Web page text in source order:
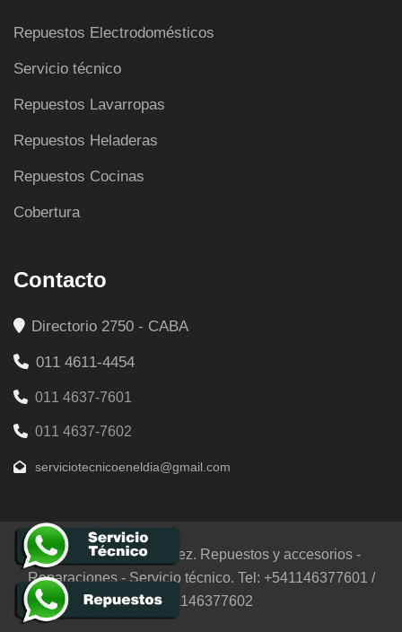
Repuestos Electrodomésticos
Servicio técnico
Repuestos Lavarropas
Repuestos Heladeras
Repuestos Cocinas
Cobertura
Contacto
Directorio 2750 - CABA
011 4611-4454
011 4637-7601
011 4637-7602
serviciotecnicoeneldia@gmail.com
© 2025 Empresa Lopez. Repuestos y accesorios -
Reparaciones - Servicio técnico. Tel: +541146377601 /
+541146377602